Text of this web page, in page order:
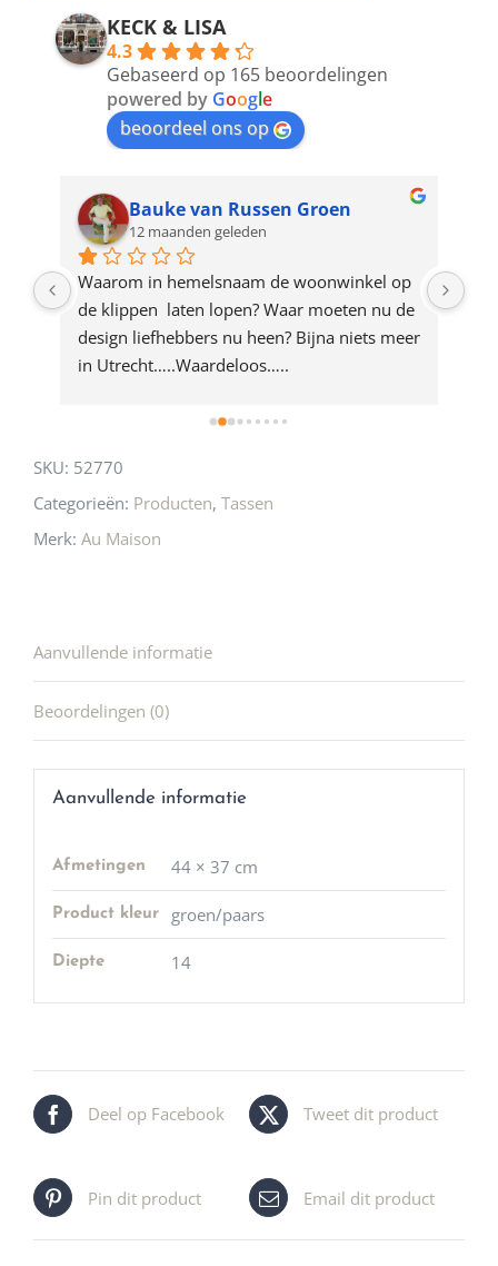
address
product
KECK & LISA
4.3
Gebaseerd op 165 beoordelingen
powered by Google
beoordeel ons op
Bauke van Russen Groen
12 maanden geleden
Waarom in hemelsnaam de woonwinkel op
de klippen  laten lopen? Waar moeten nu de
design liefhebbers nu heen? Bijna niets meer
in Utrecht…..Waardeloos…..
SKU: 52770
Categorieën: Producten, Tassen
Merk: Au Maison
Aanvullende informatie
Beoordelingen (0)
Aanvullende informatie
Afmetingen 44 × 37 cm
Product kleur groen/paars
Diepte 14
Deel op Facebook Tweet dit product
Pin dit product Email dit product